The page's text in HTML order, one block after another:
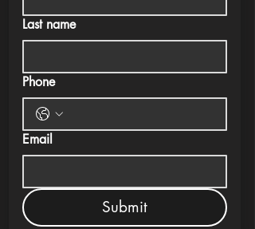
Last name
Phone
Email
Submit